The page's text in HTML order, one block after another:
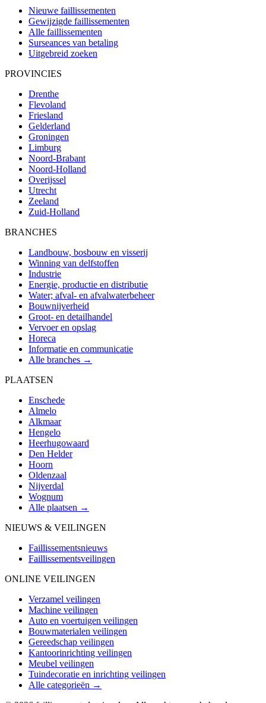
Nieuwe faillissementen
Gewijzigde faillissementen
Alle faillissementen
Surseances van betaling
Uitgebreid zoeken
PROVINCIES
Drenthe
Flevoland
Friesland
Gelderland
Groningen
Limburg
Noord-Brabant
Noord-Holland
Overijssel
Utrecht
Zeeland
Zuid-Holland
BRANCHES
Landbouw, bosbouw en visserij
Winning van delfstoffen
Industrie
Energie, productie en distributie
Water; afval- en afvalwaterbeheer
Bouwnijverheid
Groot- en detailhandel
Vervoer en opslag
Horeca
Informatie en communicatie
Alle branches →
PLAATSEN
Enschede
Almelo
Alkmaar
Hengelo
Heerhugowaard
Den Helder
Hoorn
Oldenzaal
Nijverdal
Wognum
Alle plaatsen →
NIEUWS & VEILINGEN
Faillissementsnieuws
Faillissementsveilingen
ONLINE VEILINGEN
Verzamel veilingen
Machine veilingen
Auto en voertuigen veilingen
Bouwmaterialen veilingen
Gereedschap veilingen
Kantoorinrichting veilingen
Meubel veilingen
Tuindecoratie en inrichting veilingen
Alle categorieën →